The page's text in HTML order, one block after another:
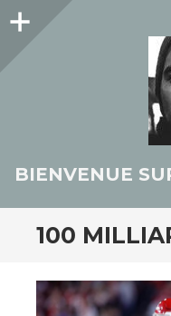
Colonne
BIENVENUE
100